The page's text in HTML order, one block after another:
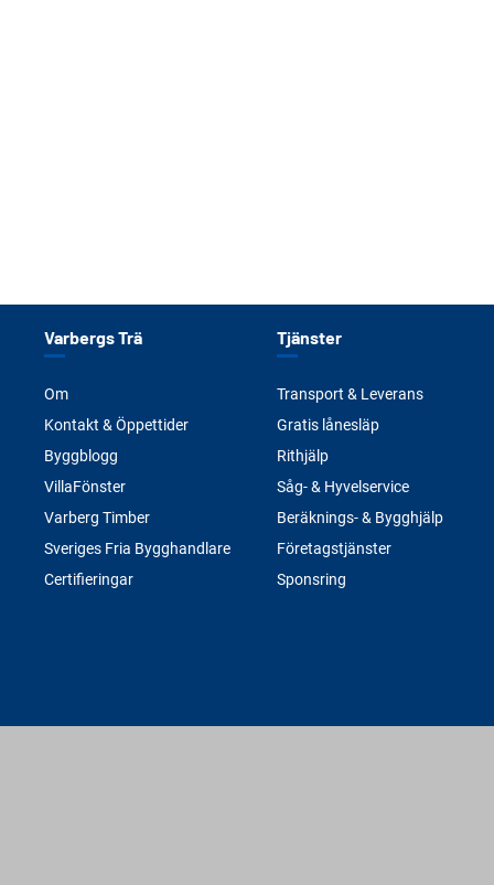
Varbergs Trä
Om
Kontakt & Öppettider
Byggblogg
VillaFönster
Varberg Timber
Sveriges Fria Bygghandlare
Certifieringar
Tjänster
Transport & Leverans
Gratis lånesläp
Rithjälp
Såg- & Hyvelservice
Beräknings- & Bygghjälp
Företagstjänster
Sponsring